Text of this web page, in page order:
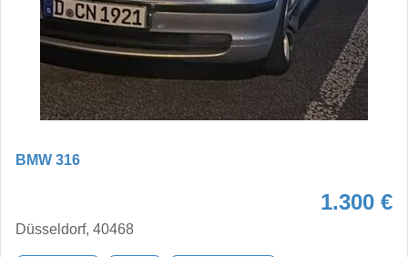
BMW 316
1.300 €
Düsseldorf, 40468